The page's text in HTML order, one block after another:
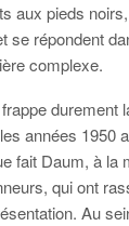
aux pieds
se répondent
complexe.
années 1950
fait Daum, à la
qui ont
Au